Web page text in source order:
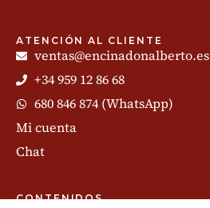
ATENCIÓN AL CLIENTE
ventas@encinadonalberto.es
+34 959 12 86 68
680 846 874 (WhatsApp)
Mi cuenta
Chat
CONTENIDOS